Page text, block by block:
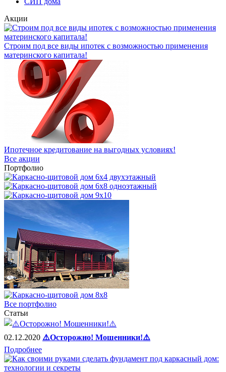
Акции
Строим под все виды ипотек с возможностью применения
материнского капитала!
Ипотечное кредитование на выгодных условиях!
Все акции
Портфолио
Все портфолио
Статьи
02.12.2020 ⚠️Осторожно! Мошенники!⚠️
Подробнее